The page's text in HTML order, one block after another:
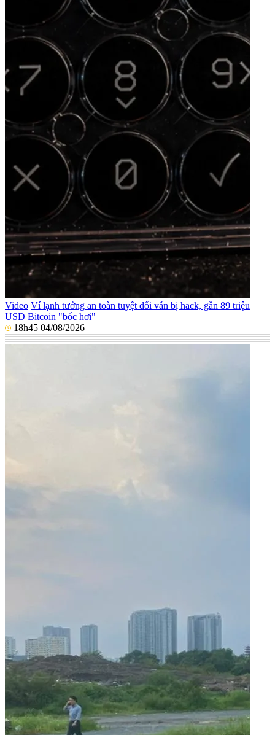
Video Ví lạnh tưởng an toàn tuyệt đối vẫn bị hack, gần 89 triệu
USD Bitcoin "bốc hơi"
18h45 04/08/2026